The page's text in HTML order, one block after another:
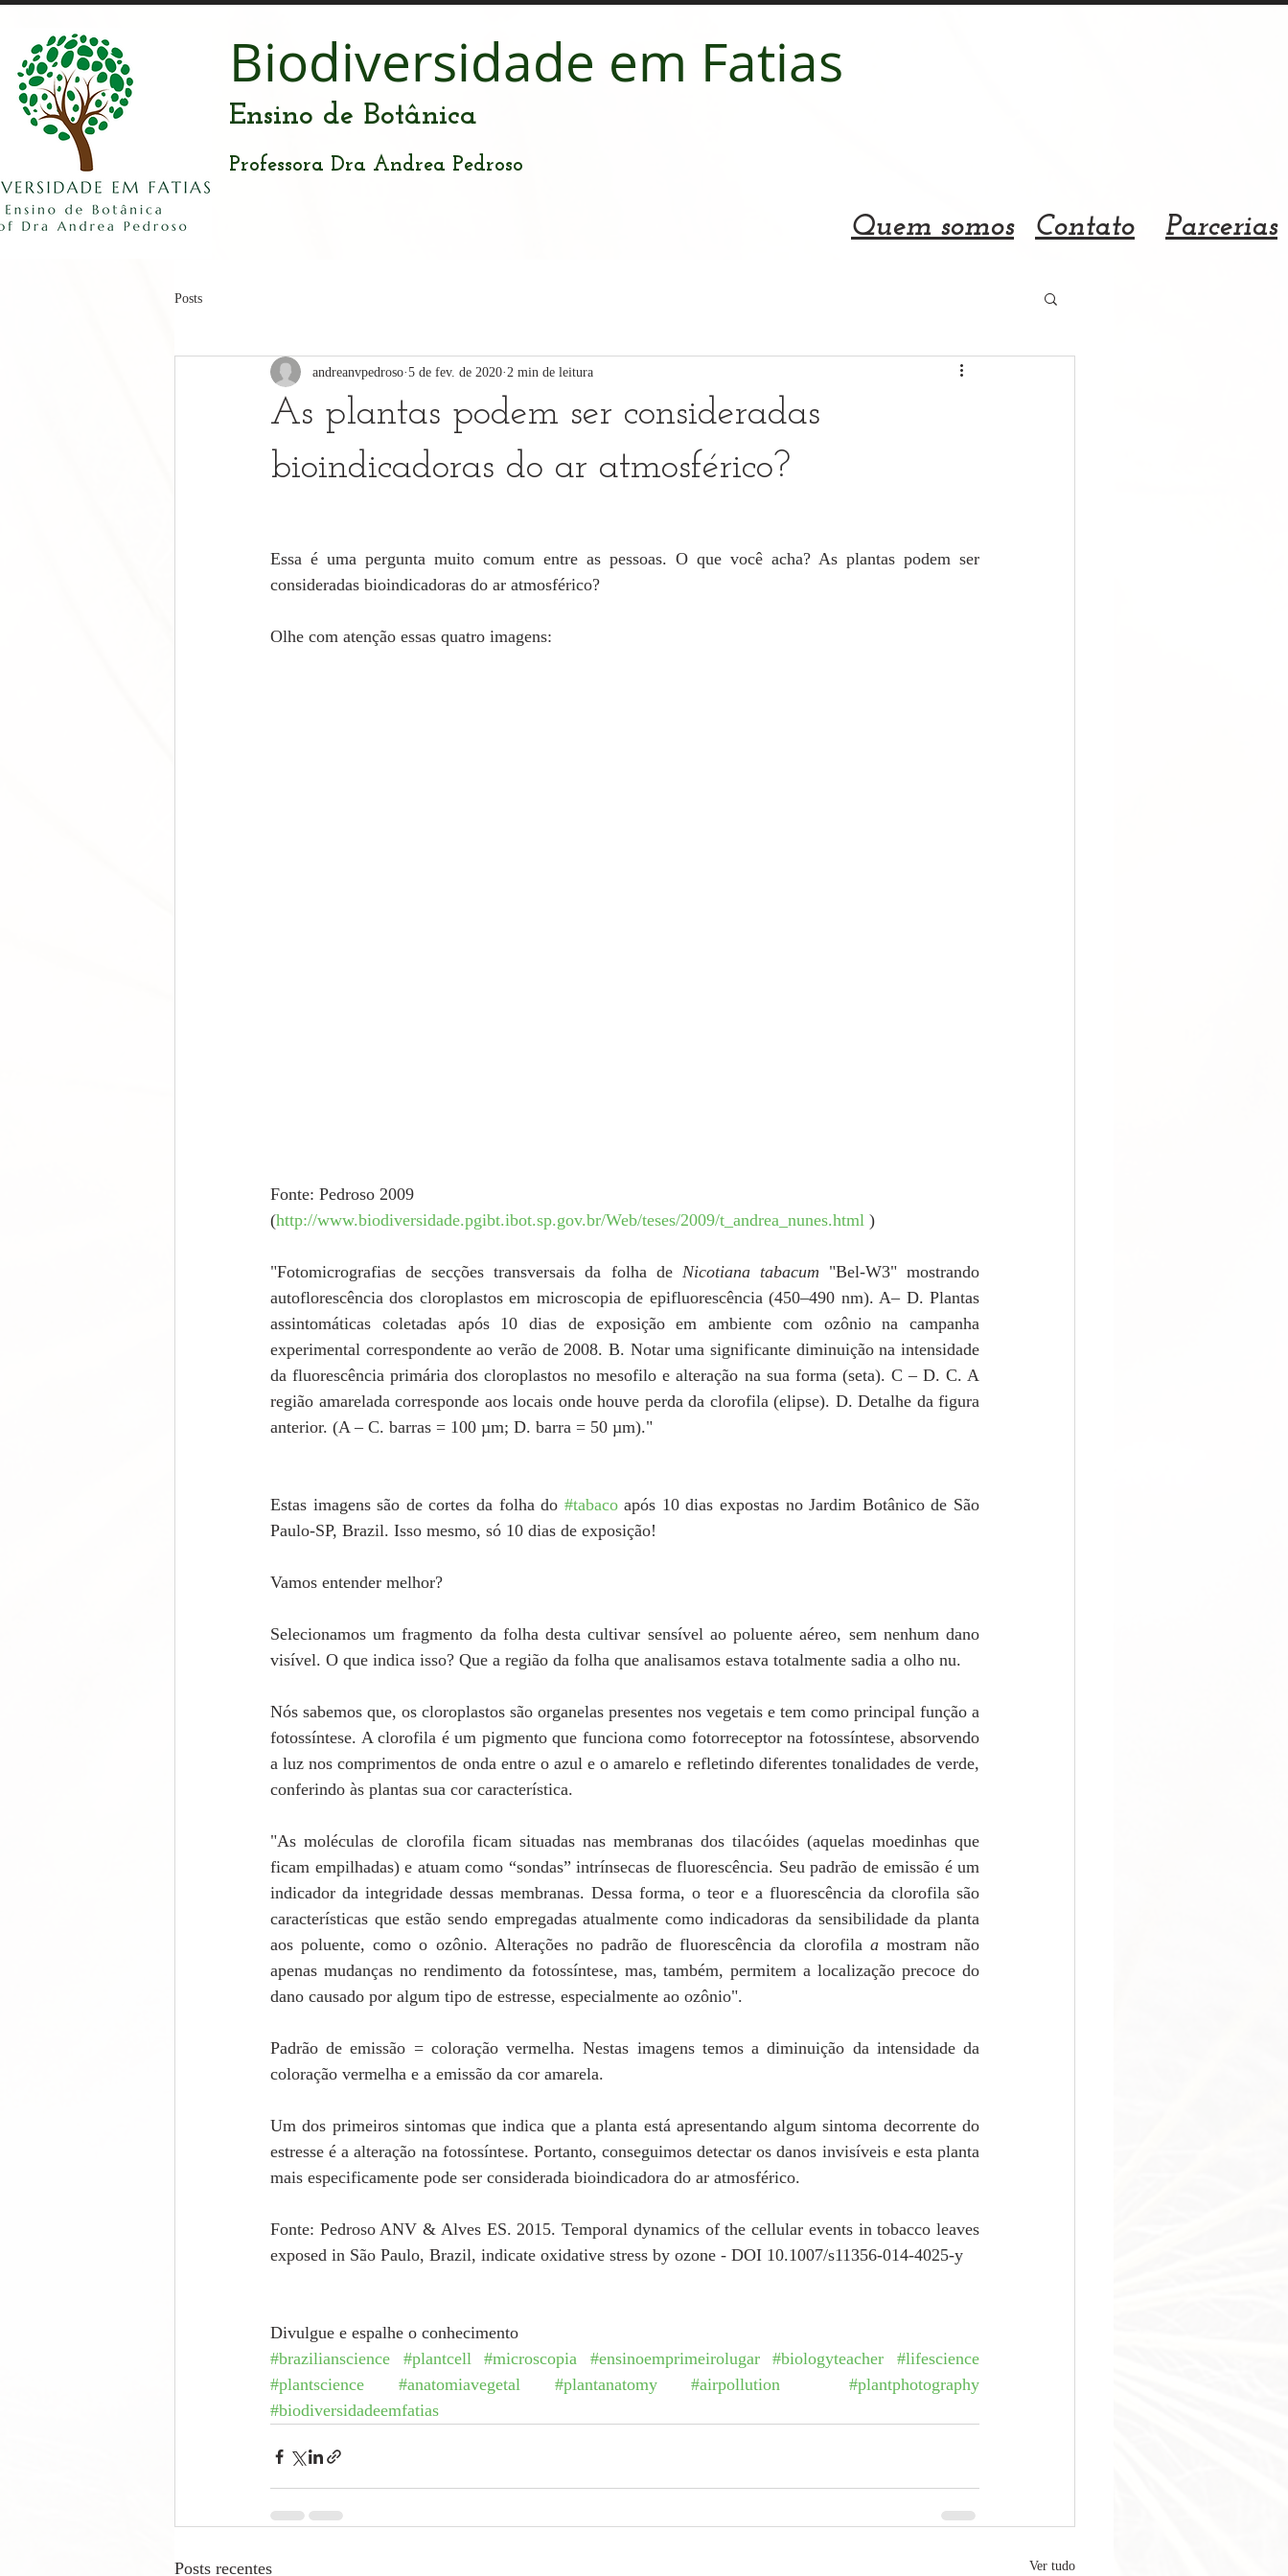
Biodiversidade em Fatias
Ensino de Botânica
Professora Dra Andrea Pedroso
Quem somos Contato Parcerias
Posts
As plantas podem ser consideradas
bioindicadoras do ar atmosférico?
andreanvpedroso 5 de fev. de 2020 2 min de leitura
Essa é uma pergunta muito comum entre as pessoas. O que você acha? As plantas podem ser
consideradas bioindicadoras do ar atmosférico?
Olhe com atenção essas quatro imagens:
Fonte: Pedroso 2009
(http://www.biodiversidade.pgibt.ibot.sp.gov.br/Web/teses/2009/t_andrea_nunes.html )
"Fotomicrografias de secções transversais da folha de Nicotiana tabacum "Bel-W3" mostrando
autoflorescência dos cloroplastos em microscopia de epifluorescência (450–490 nm). A– D. Plantas
assintomáticas coletadas após 10 dias de exposição em ambiente com ozônio na campanha
experimental correspondente ao verão de 2008. B. Notar uma significante diminuição na intensidade
da fluorescência primária dos cloroplastos no mesofilo e alteração na sua forma (seta). C – D. C. A
região amarelada corresponde aos locais onde houve perda da clorofila (elipse). D. Detalhe da figura
anterior. (A – C. barras = 100 µm; D. barra = 50 µm)."
Estas imagens são de cortes da folha do #tabaco após 10 dias expostas no Jardim Botânico de São
Paulo-SP, Brazil. Isso mesmo, só 10 dias de exposição!
Vamos entender melhor?
Selecionamos um fragmento da folha desta cultivar sensível ao poluente aéreo, sem nenhum dano
visível. O que indica isso? Que a região da folha que analisamos estava totalmente sadia a olho nu.
Nós sabemos que, os cloroplastos são organelas presentes nos vegetais e tem como principal função a
fotossíntese. A clorofila é um pigmento que funciona como fotorreceptor na fotossíntese, absorvendo
a luz nos comprimentos de onda entre o azul e o amarelo e refletindo diferentes tonalidades de verde,
conferindo às plantas sua cor característica.
"As moléculas de clorofila ficam situadas nas membranas dos tilacóides (aquelas moedinhas que
ficam empilhadas) e atuam como “sondas” intrínsecas de fluorescência. Seu padrão de emissão é um
indicador da integridade dessas membranas. Dessa forma, o teor e a fluorescência da clorofila são
características que estão sendo empregadas atualmente como indicadoras da sensibilidade da planta
aos poluente, como o ozônio. Alterações no padrão de fluorescência da clorofila a mostram não
apenas mudanças no rendimento da fotossíntese, mas, também, permitem a localização precoce do
dano causado por algum tipo de estresse, especialmente ao ozônio".
Padrão de emissão = coloração vermelha. Nestas imagens temos a diminuição da intensidade da
coloração vermelha e a emissão da cor amarela.
Um dos primeiros sintomas que indica que a planta está apresentando algum sintoma decorrente do
estresse é a alteração na fotossíntese. Portanto, conseguimos detectar os danos invisíveis e esta planta
mais especificamente pode ser considerada bioindicadora do ar atmosférico.
Fonte: Pedroso ANV & Alves ES. 2015. Temporal dynamics of the cellular events in tobacco leaves
exposed in São Paulo, Brazil, indicate oxidative stress by ozone - DOI 10.1007/s11356-014-4025-y
Divulgue e espalhe o conhecimento
#brazilianscience
#plantcell #microscopia #ensinoemprimeirolugar #biologyteacher #lifescience
#plantscience
#anatomiavegetal #plantanatomy #airpollution
#plantphotography
#biodiversidadeemfatias
Posts recentes Ver tudo